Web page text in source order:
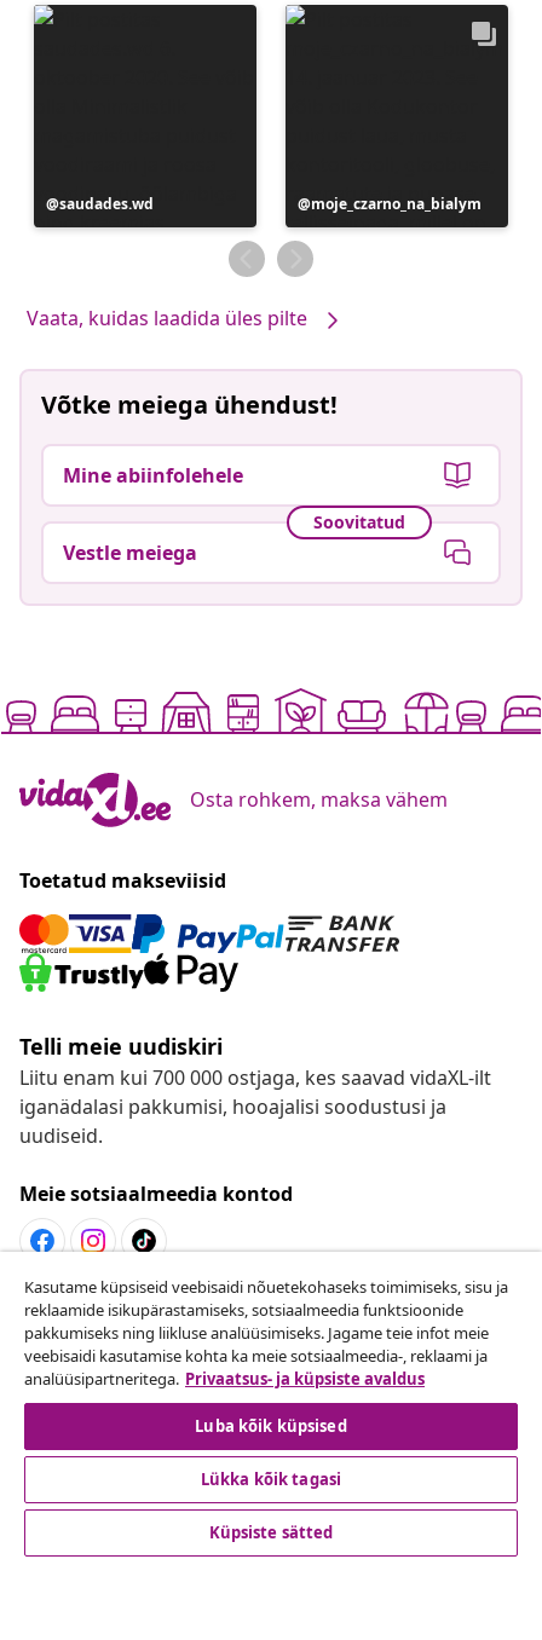
Postitus
avaldatud
saudades.wd
Postitus
avaldatud
moje_czarno_na_bialym
Vaata, kuidas laadida üles pilte
Võtke meiega ühendust!
Mine abiinfolehele
Soovitatud
Vestle meiega
Osta rohkem, maksa vähem
Toetatud makseviisid
Telli meie uudiskiri
Liitu enam kui 700 000 ostjaga, kes saavad vidaXL-ilt
iganädalasi pakkumisi, hooajalisi soodustusi ja
uudiseid.
Meie sotsiaalmeedia kontod
Lepingust taganemine
Esita oma tellimuse kohta tagastamissoov.
Lepingust taganemine
Klienditeenindus
Kasutame küpsiseid veebisaidi nõuetekohaseks toimimiseks, sisu ja
reklaamide isikupärastamiseks, sotsiaalmeedia funktsioonide
pakkumiseks ning liikluse analüüsimiseks. Jagame teie infot meie
veebisaidi kasutamise kohta ka meie sotsiaalmeedia-, reklaami ja
analüüsipartneritega. Privaatsus- ja küpsiste avaldus
Luba kõik küpsised
Lükka kõik tagasi
Küpsiste sätted